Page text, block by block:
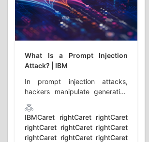
What Is a Prompt Injection
Attack? | IBM
In prompt injection attacks,
hackers manipulate generative
malicious inputs disguised as
legitimate user prompts.
IBMCaret rightCaret rightCaret
rightCaret rightCaret rightCaret
rightCaret rightCaret rightCaret